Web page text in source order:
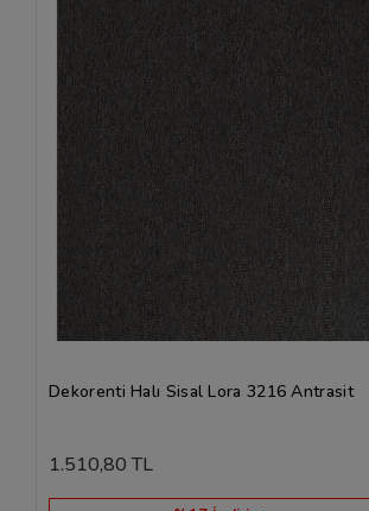
Dekorenti Halı Sisal Lora 3216 Antrasit
1.510,80 TL